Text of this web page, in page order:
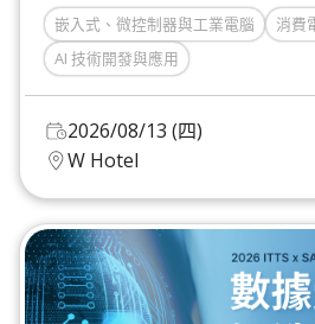
嵌入式、微控制器與工業電腦
消費
AI 技術開發與應用
2026/08/13 (四)
W Hotel